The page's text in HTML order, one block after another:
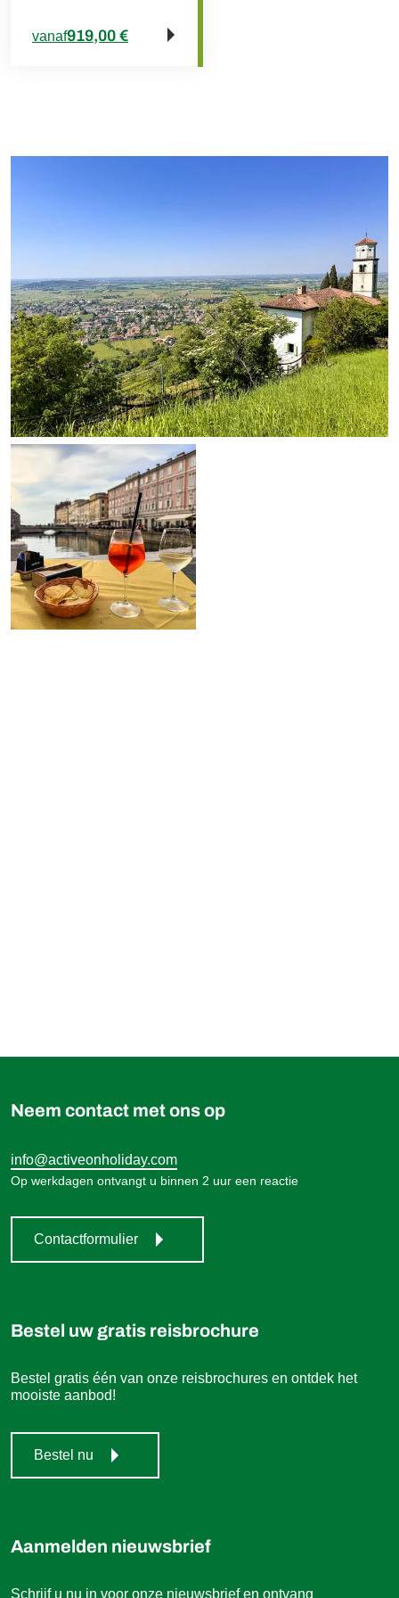
vanaf919,00 €
vanaf 929,00 € Boek
Neem contact met ons op
info@activeonholiday.com
Op werkdagen ontvangt u binnen 2 uur een reactie
Contactformulier
Bestel uw gratis reisbrochure
Bestel gratis één van onze reisbrochures en ontdek het
mooiste aanbod!
Bestel nu
Aanmelden nieuwsbrief
Schrijf u nu in voor onze nieuwsbrief en ontvang